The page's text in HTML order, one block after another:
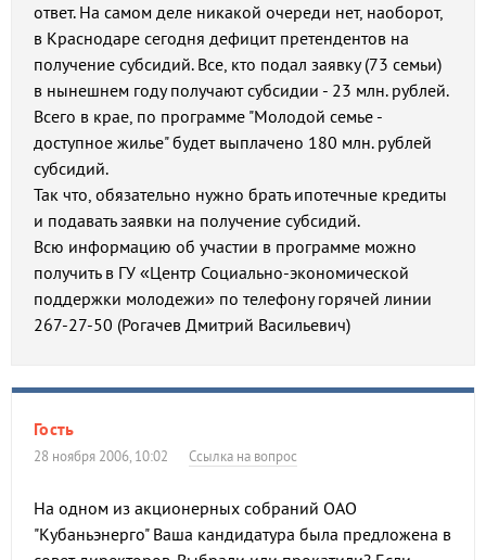
ответ. На самом деле никакой очереди нет, наоборот,
в Краснодаре сегодня дефицит претендентов на
получение субсидий. Все, кто подал заявку (73 семьи)
в нынешнем году получают субсидии - 23 млн. рублей.
Всего в крае, по программе "Молодой семье -
доступное жилье" будет выплачено 180 млн. рублей
субсидий.
Так что, обязательно нужно брать ипотечные кредиты
и подавать заявки на получение субсидий.
Всю информацию об участии в программе можно
получить в ГУ «Центр Социально-экономической
поддержки молодежи» по телефону горячей линии
267-27-50 (Рогачев Дмитрий Васильевич)
Гость
28 ноября 2006, 10:02 Ссылка на вопрос
На одном из акционерных собраний ОАО
"Кубаньэнерго" Ваша кандидатура была предложена в